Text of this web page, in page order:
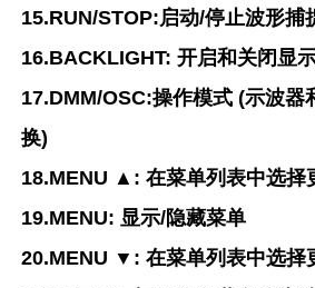
15.RUN/STOP:启动/停止波形捕
16.BACKLIGHT: 开启和关闭显
17.DMM/OSC:操作模式 (示波器
换)
18.MENU ▲: 在菜单列表中选择
19.MENU: 显示/隐藏菜单
20.MENU ▼: 在菜单列表中选择